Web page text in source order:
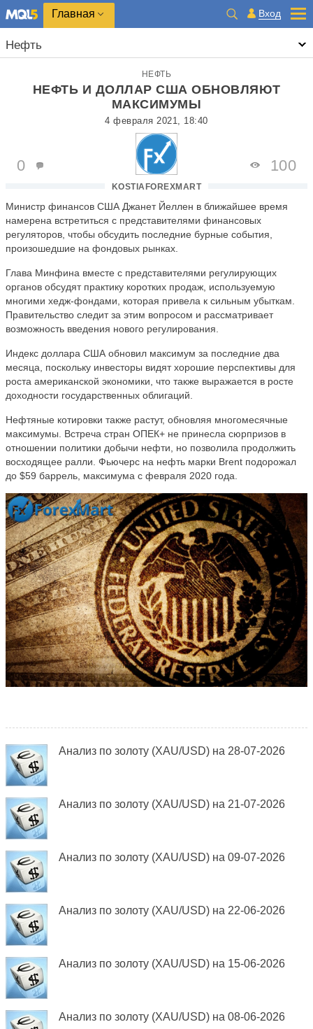
Главная Вход
Нефть
НЕФТЬ
НЕФТЬ И ДОЛЛАР США ОБНОВЛЯЮТ
МАКСИМУМЫ
4 февраля 2021, 18:40
KOSTIAFOREXMART
0 100
Министр финансов США Джанет Йеллен в ближайшее время
намерена встретиться с представителями финансовых
регуляторов, чтобы обсудить последние бурные события,
произошедшие на фондовых рынках.
Глава Минфина вместе с представителями регулирующих
органов обсудят практику коротких продаж, используемую
многими хедж-фондами, которая привела к сильным убыткам.
Правительство следит за этим вопросом и рассматривает
возможность введения нового регулирования.
Индекс доллара США обновил максимум за последние два
месяца, поскольку инвесторы видят хорошие перспективы для
роста американской экономики, что также выражается в росте
доходности государственных облигаций.
Нефтяные котировки также растут, обновляя многомесячные
максимумы. Встреча стран ОПЕК+ не принесла сюрпризов в
отношении политики добычи нефти, но позволила продолжить
восходящее ралли. Фьючерс на нефть марки Brent подорожал
до $59 баррель, максимума с февраля 2020 года.
Анализ по золоту (XAU/USD) на 28-07-2026
Анализ по золоту (XAU/USD) на 21-07-2026
Анализ по золоту (XAU/USD) на 09-07-2026
Анализ по золоту (XAU/USD) на 22-06-2026
Анализ по золоту (XAU/USD) на 15-06-2026
Анализ по золоту (XAU/USD) на 08-06-2026